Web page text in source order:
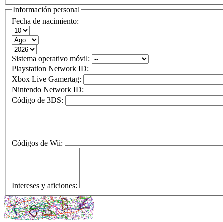
Información personal
Fecha de nacimiento:
Sistema operativo móvil:
Playstation Network ID:
Xbox Live Gamertag:
Nintendo Network ID:
Código de 3DS:
Códigos de Wii:
Intereses y aficiones: